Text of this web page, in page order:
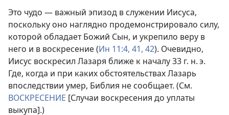
Это чудо — важный эпизод в служении Иисуса,
поскольку оно наглядно продемонстрировало силу,
которой обладает Божий Сын, и укрепило веру в
него и в воскресение (Ин 11:4, 41, 42). Очевидно,
Иисус воскресил Лазаря ближе к началу 33 г. н. э.
Где, когда и при каких обстоятельствах Лазарь
впоследствии умер, Библия не сообщает. (См.
ВОСКРЕСЕНИЕ [Случаи воскресения до уплаты
выкупа].)